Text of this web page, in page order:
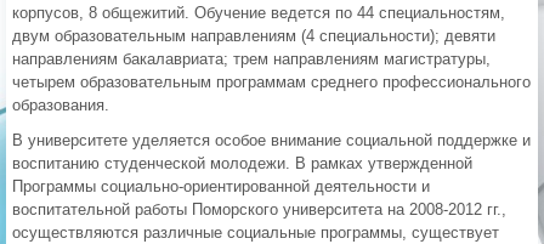
корпусов, 8 общежитий. Обучение ведется по 44 специальностям,
двум образовательным направлениям (4 специальности); девяти
направлениям бакалавриата; трем направлениям магистратуры,
четырем образовательным программам среднего профессионального
образования.
В университете уделяется особое внимание социальной поддержке и
воспитанию студенческой молодежи. В рамках утвержденной
Программы социально-ориентированной деятельности и
воспитательной работы Поморского университета на 2008-2012 гг.,
осуществляются различные социальные программы, существует